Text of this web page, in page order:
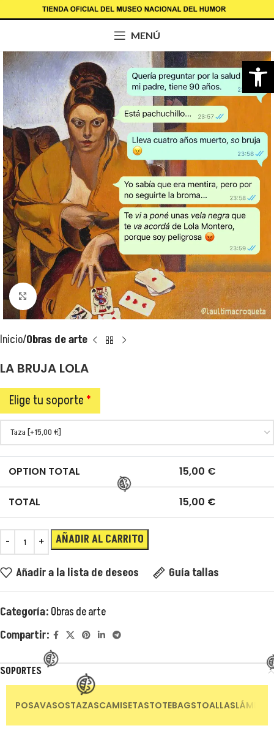
Abrir
MENÚ
Clic para ampliar
Inicio Obras de arte
LA BRUJA LOLA
Elige tu soporte *
OPTION TOTAL 15,00 €
TOTAL 15,00 €
AÑADIR AL CARRITO
Añadir a la lista de deseos Guía tallas
Categoría: Obras de arte
Compartir:
SOPORTES
POSAVASOSTAZASCAMISETASTOTEBAGSTOALLASLÁMINAS
😂